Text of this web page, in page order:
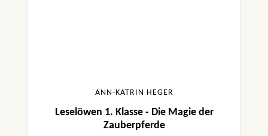
ANN-KATRIN HEGER
Leselöwen 1. Klasse - Die Magie der
Zauberpferde